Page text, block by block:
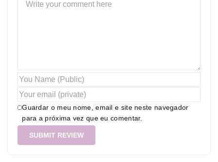
Guardar o meu nome, email e site neste navegador
para a próxima vez que eu comentar.